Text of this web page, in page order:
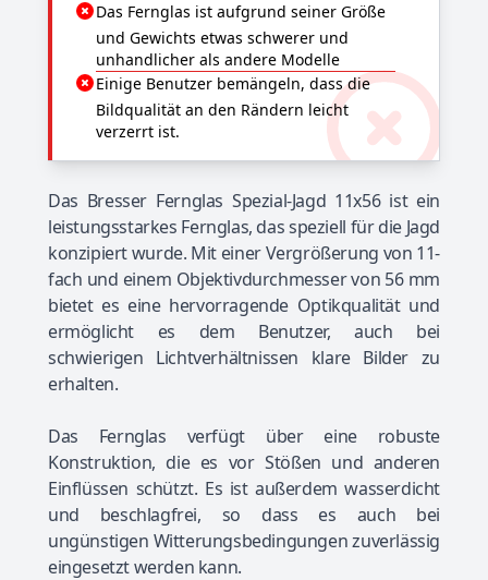
Das Fernglas ist aufgrund seiner Größe
und Gewichts etwas schwerer und
unhandlicher als andere Modelle
Einige Benutzer bemängeln, dass die
Bildqualität an den Rändern leicht
verzerrt ist.
Das Bresser Fernglas Spezial-Jagd 11x56 ist ein
leistungsstarkes Fernglas, das speziell für die Jagd
konzipiert wurde. Mit einer Vergrößerung von 11-
fach und einem Objektivdurchmesser von 56 mm
bietet es eine hervorragende Optikqualität und
ermöglicht es dem Benutzer, auch bei
schwierigen Lichtverhältnissen klare Bilder zu
erhalten.
Das Fernglas verfügt über eine robuste
Konstruktion, die es vor Stößen und anderen
Einflüssen schützt. Es ist außerdem wasserdicht
und beschlagfrei, so dass es auch bei
ungünstigen Witterungsbedingungen zuverlässig
eingesetzt werden kann.